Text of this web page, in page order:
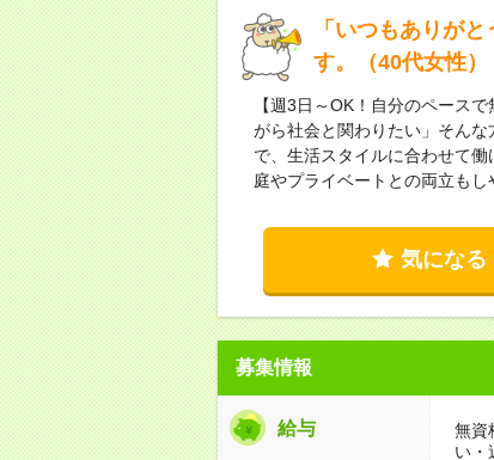
「いつもありが
す。（40代女性）
【週3日～OK！自分のペース
がら社会と関わりたい」そん
で、生活スタイルに合わせて
庭やプライベートとの両立もし
気になる
募集情報
給与
無資
い・